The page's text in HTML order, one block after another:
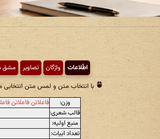
اطّلاعات واژگان تصاویر مشق
با انتخاب متن و لمس متن انتخابی
وزن:
فاعلاتن فاعلاتن
قالب شعری:
منبع اولیه:
تعداد ابیات: